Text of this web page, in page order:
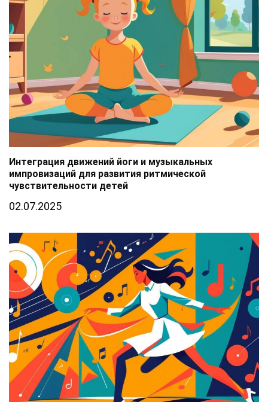
Интеграция движений йоги и музыкальных
импровизаций для развития ритмической
чувствительности детей
02.07.2025